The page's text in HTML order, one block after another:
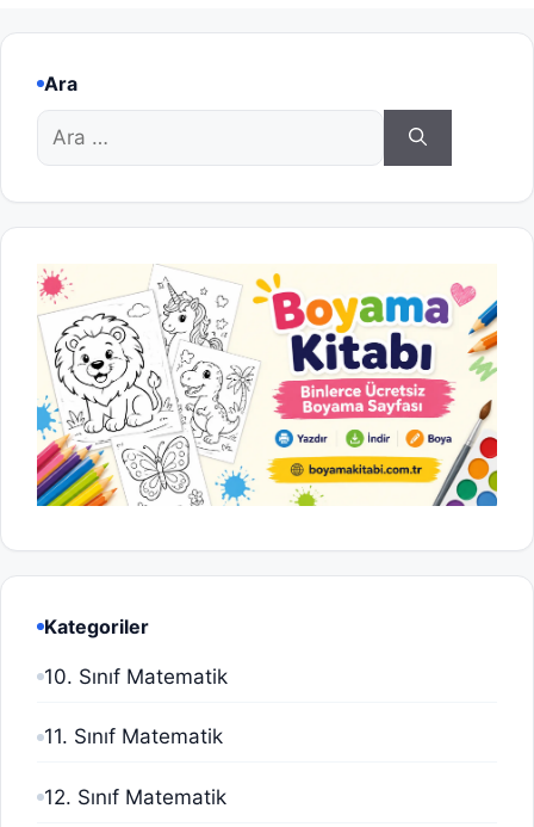
Ara
için
ara
Kategoriler
10. Sınıf Matematik
11. Sınıf Matematik
12. Sınıf Matematik